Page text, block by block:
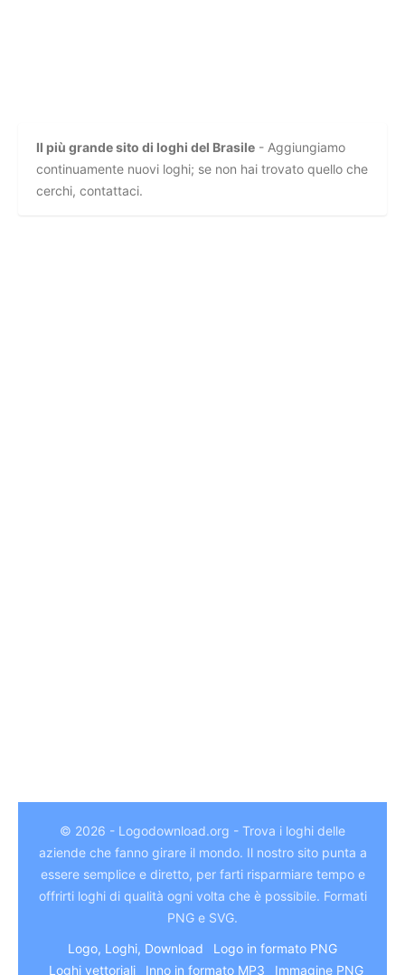
Il più grande sito di loghi del Brasile - Aggiungiamo
continuamente nuovi loghi; se non hai trovato quello che
cerchi, contattaci.
© 2026 - Logodownload.org - Trova i loghi delle
aziende che fanno girare il mondo. Il nostro sito punta a
essere semplice e diretto, per farti risparmiare tempo e
offrirti loghi di qualità ogni volta che è possibile. Formati
PNG e SVG.
Logo, Loghi, Download
Logo in formato PNG
Loghi vettoriali
Inno in formato MP3 Immagine PNG
Arabic
Chinese
German